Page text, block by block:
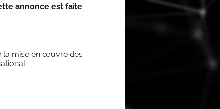
annonce est faite
la mise en œuvre des